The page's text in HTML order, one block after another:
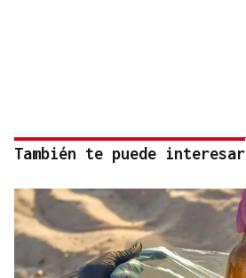
También te puede interesar